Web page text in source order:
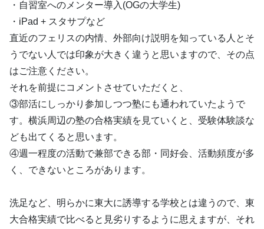
・自習室へのメンター導入(OGの大学生)
・iPad + スタサプなど
直近のフェリスの内情、外部向け説明を知っている人とそ
うでない人では印象が大きく違うと思いますので、その点
はご注意ください。
それを前提にコメントさせていただくと、
③部活にしっかり参加しつつ塾にも通われていたようで
す。横浜周辺の塾の合格実績を見ていくと、受験体験談な
ども出てくると思います。
④週一程度の活動で兼部できる部・同好会、活動頻度が多
く、できないところがあります。
洗足など、明らかに東大に誘導する学校とは違うので、東
大合格実績で比べると見劣りするように思えますが、それ